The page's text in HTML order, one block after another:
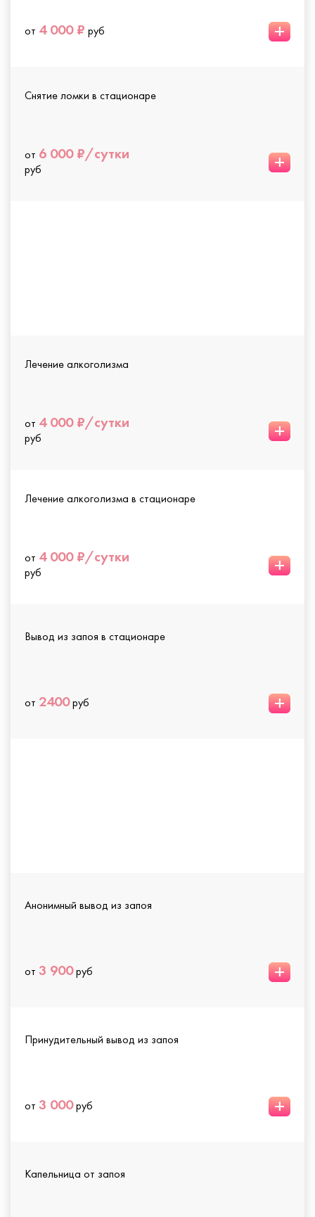
от 4 000 ₽ руб +
Снятие ломки в стационаре
от 6 000 ₽/сутки
руб +
Лечение алкоголизма
от 4 000 ₽/сутки
руб +
Лечение алкоголизма в стационаре
от 4 000 ₽/сутки
руб +
Вывод из запоя в стационаре
от 2400руб +
Анонимный вывод из запоя
от 3 900руб +
Принудительный вывод из запоя
от 3 000руб +
Капельница от запоя